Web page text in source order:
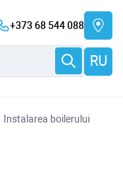
+373 68 544 088
RU
Instalarea boilerului